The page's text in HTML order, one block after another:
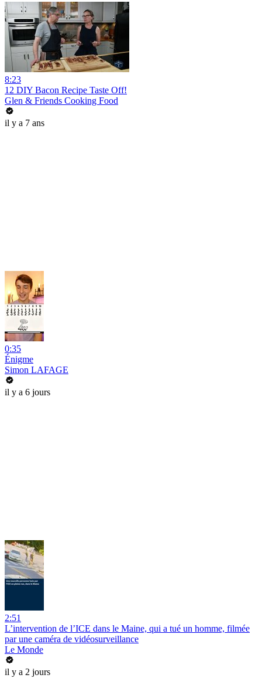
8:23
12 DIY Bacon Recipe Taste Off!
Glen & Friends Cooking Food
il y a 7 ans
0:35
Énigme
Simon LAFAGE
il y a 6 jours
2:51
L’intervention de l’ICE dans le Maine, qui a tué un homme, filmée
par une caméra de vidéosurveillance
Le Monde
il y a 2 jours